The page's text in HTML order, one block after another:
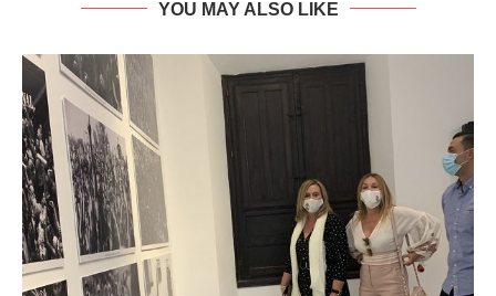
YOU MAY ALSO LIKE